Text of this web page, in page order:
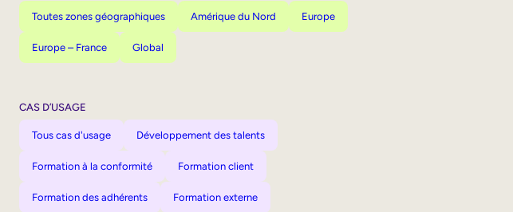
Toutes zones géographiques Amérique du Nord Europe
Europe – France Global
CAS D’USAGE
Tous cas d'usage Développement des talents
Formation à la conformité Formation client
Formation des adhérents Formation externe